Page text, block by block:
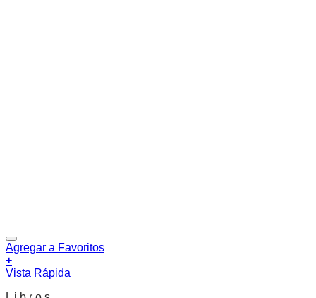
Agregar a Favoritos
+
Vista Rápida